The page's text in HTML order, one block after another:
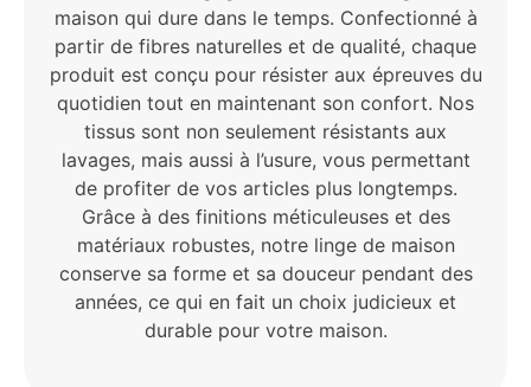
maison qui dure dans le temps. Confectionné à
partir de fibres naturelles et de qualité, chaque
produit est conçu pour résister aux épreuves du
quotidien tout en maintenant son confort. Nos
tissus sont non seulement résistants aux
lavages, mais aussi à l’usure, vous permettant
de profiter de vos articles plus longtemps.
Grâce à des finitions méticuleuses et des
matériaux robustes, notre linge de maison
conserve sa forme et sa douceur pendant des
années, ce qui en fait un choix judicieux et
durable pour votre maison.